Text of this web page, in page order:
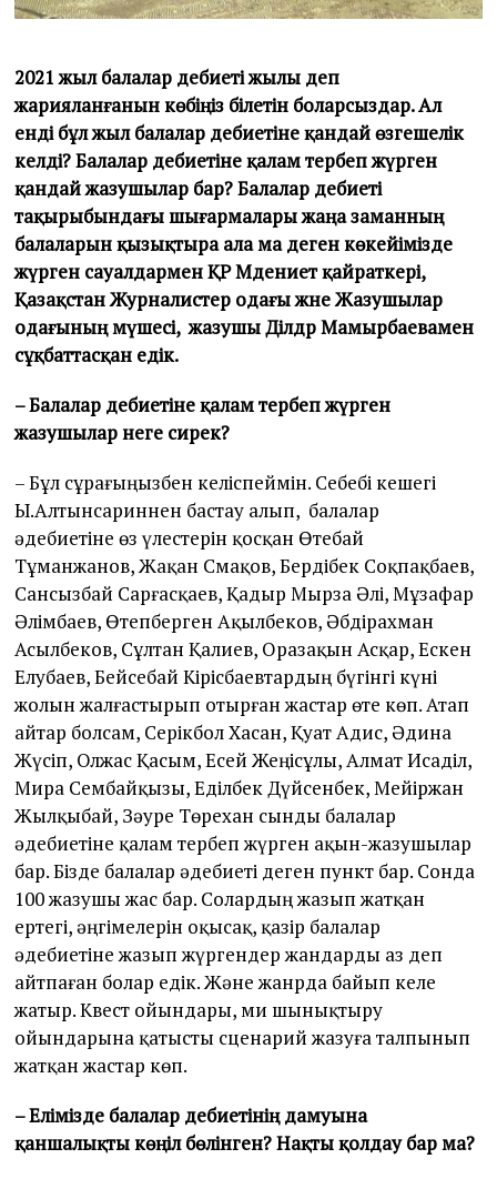
2021 жыл балалар әдебиеті жылы деп
жарияланғанын көбіңіз білетін боларсыздар. Ал
енді бұл жыл балалар әдебиетіне қандай өзгешелік
әкелді? Балалар әдебиетіне қалам тербеп жүрген
қандай жазушылар бар? Балалар әдебиеті
тақырыбындағы шығармалары жаңа заманның
балаларын қызықтыра ала ма деген көкейімізде
жүрген сауалдарменҚР Мәдениет қайраткері,
Қазақстан Журналистер одағы және Жазушылар
одағының мүшесі, жазушы Ділдәр Мамырбаевамен
сұқбаттасқан едік.
– Балалар әдебиетіне қалам тербеп жүрген
жазушылар неге сирек?
– Бұл сұрағыңызбен келіспеймін. Себебі кешегі
Ы.Алтынсариннен бастау алып, балалар
әдебиетіне өз үлестерін қосқан Өтебай
Тұманжанов, Жақан Смақов, Бердібек Соқпақбаев,
Сансызбай Сарғасқаев, Қадыр Мырза Әлі, Мұзафар
Әлімбаев, Өтепберген Ақылбеков, Әбдірахман
Асылбеков, Сұлтан Қалиев, Оразақын Асқар, Ескен
Елубаев, Бейсебай Кірісбаевтардың бүгінгі күні
жолын жалғастырып отырған жастар өте көп. Атап
айтар болсам, Серікбол Хасан, Қуат Адис, Әдина
Жүсіп, Олжас Қасым, Есей Жеңісұлы, Алмат Исаділ,
Мира Сембайқызы, Еділбек Дүйсенбек, Мейіржан
Жылқыбай, Зәуре Төрехан сынды балалар
әдебиетіне қалам тербеп жүрген ақын-жазушылар
бар. Бізде балалар әдебиеті деген пункт бар. Сонда
100 жазушы жас бар. Солардың жазып жатқан
ертегі, әңгімелерін оқысақ, қазір балалар
әдебиетіне жазып жүргендер жандарды аз деп
айтпаған болар едік. Және жанрда байып келе
жатыр. Квест ойындары, ми шынықтыру
ойындарына қатысты сценарий жазуға талпынып
жатқан жастар көп.
– Елімізде балалар әдебиетінің дамуына
қаншалықты көңіл бөлінген? Нақты қолдау бар ма?